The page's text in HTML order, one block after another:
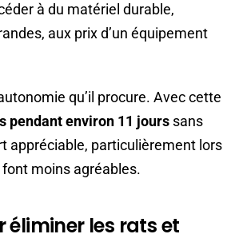
à du matériel durable,
aux prix d’un équipement
qu’il procure. Avec cette
pendant environ 11 jours sans
appréciable, particulièrement lors
moins agréables.
éliminer les rats et